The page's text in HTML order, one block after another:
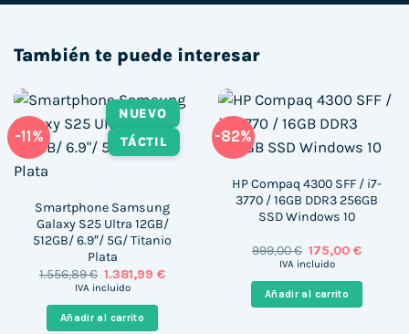
También te puede interesar
-11%
NUEVO
TÁCTIL
Smartphone Samsung
Galaxy S25 Ultra 12GB/
512GB/ 6.9″/ 5G/ Titanio
Plata
1.556,89€ El
precio
era:
1.556,89 €.
1.381,99€El
IVA incluido
Añadir al carrito
-82%
HP Compaq 4300 SFF / i7-
3770 / 16GB DDR3 256GB
SSD Windows 10
999,00€ El
precio
era:
999,00 €.
175,00€El
es:
IVA incluido
Añadir al carrito